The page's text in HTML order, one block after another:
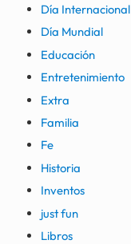
Día Internacional
Día Mundial
Educación
Entretenimiento
Extra
Familia
Fe
Historia
Inventos
just fun
Libros